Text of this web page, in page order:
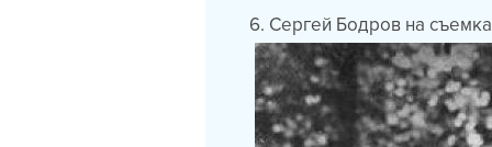
6. Сергей Бодров на